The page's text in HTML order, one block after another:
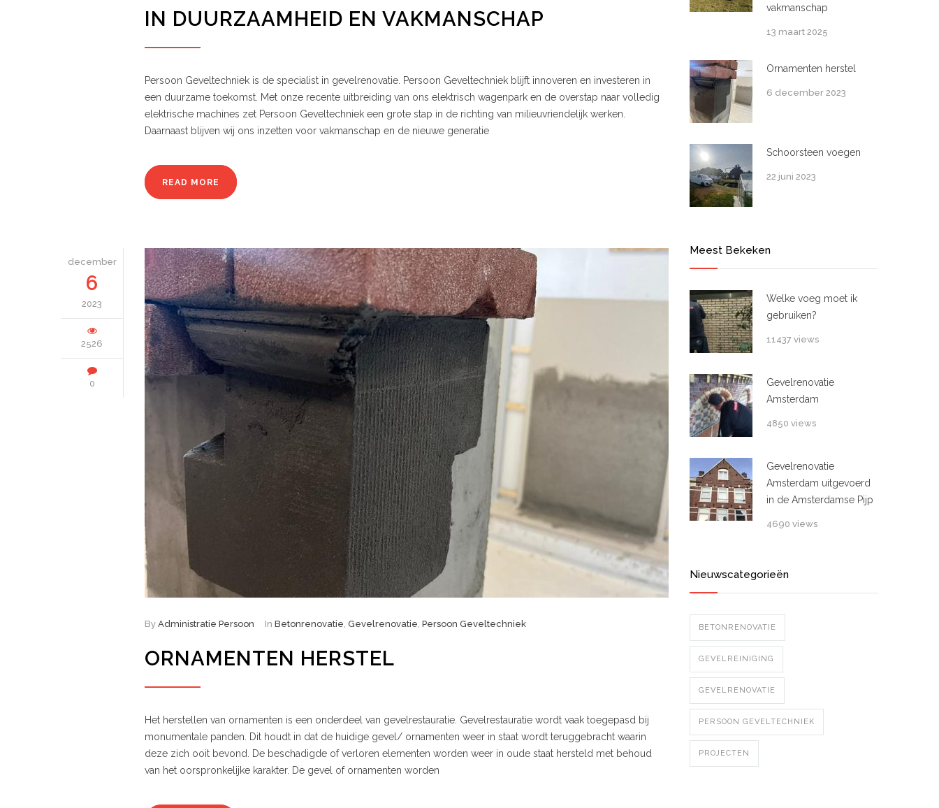
IN DUURZAAMHEID EN VAKMANSCHAP
Persoon Geveltechniek is de specialist in gevelrenovatie. Persoon Geveltechniek blijft innoveren en investeren in
een duurzame toekomst. Met onze recente uitbreiding van ons elektrisch wagenpark en de overstap naar volledig
elektrische machines zet Persoon Geveltechniek een grote stap in de richting van milieuvriendelijk werken.
Daarnaast blijven wij ons inzetten voor vakmanschap en de nieuwe generatie
READ MORE
december
6
2023
2526
0
By Administratie Persoon In Betonrenovatie, Gevelrenovatie, Persoon Geveltechniek
ORNAMENTEN HERSTEL
Het herstellen van ornamenten is een onderdeel van gevelrestauratie. Gevelrestauratie wordt vaak toegepasd bij
monumentale panden. Dit houdt in dat de huidige gevel/ ornamenten weer in staat wordt teruggebracht waarin
deze zich ooit bevond. De beschadigde of verloren elementen worden weer in oude staat hersteld met behoud
van het oorspronkelijke karakter. De gevel of ornamenten worden
vakmanschap
13 maart 2025
Ornamenten herstel
6 december 2023
Schoorsteen voegen
22 juni 2023
Meest Bekeken
Welke voeg moet ik
gebruiken?
11437 views
Gevelrenovatie
Amsterdam
4850 views
Gevelrenovatie
Amsterdam uitgevoerd
in de Amsterdamse Pijp
4690 views
Nieuwscategorieën
BETONRENOVATIE
GEVELREINIGING
GEVELRENOVATIE
PERSOON GEVELTECHNIEK
PROJECTEN